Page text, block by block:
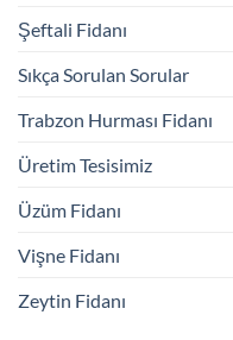
Şeftali Fidanı
Sıkça Sorulan Sorular
Trabzon Hurması Fidanı
Üretim Tesisimiz
Üzüm Fidanı
Vişne Fidanı
Zeytin Fidanı